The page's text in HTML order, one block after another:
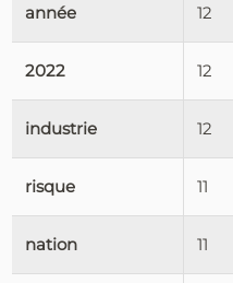
année 12
2022 12
industrie 12
risque 11
nation 11